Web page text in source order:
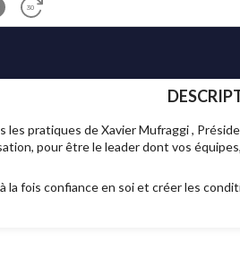
les pratiques de Xavier Mufraggi ,
pour être le leader dont vos
la fois confiance en soi et créer les